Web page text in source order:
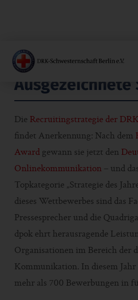
Ausgezeichnete
Die Recruitingstrategie der
findet Anerkennung: Nach dem
Award gewann sie jetzt den
Onlinekommunikation – und
Topkategorie „Strategie des
dieses Wettbewerbes sind das
Pressesprecher und die
dpok ehrt herausragende
Organisationen im Bereich der
Kommunikation. In diesem Jahr
mehr als 700 Bewerbungen in